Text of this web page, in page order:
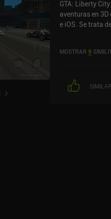
juegos de
singulares de la
GTA: Liberty
aventuras en
e iOS. Se trata
Liberty City
MOSTRAR 9
SIMILAR